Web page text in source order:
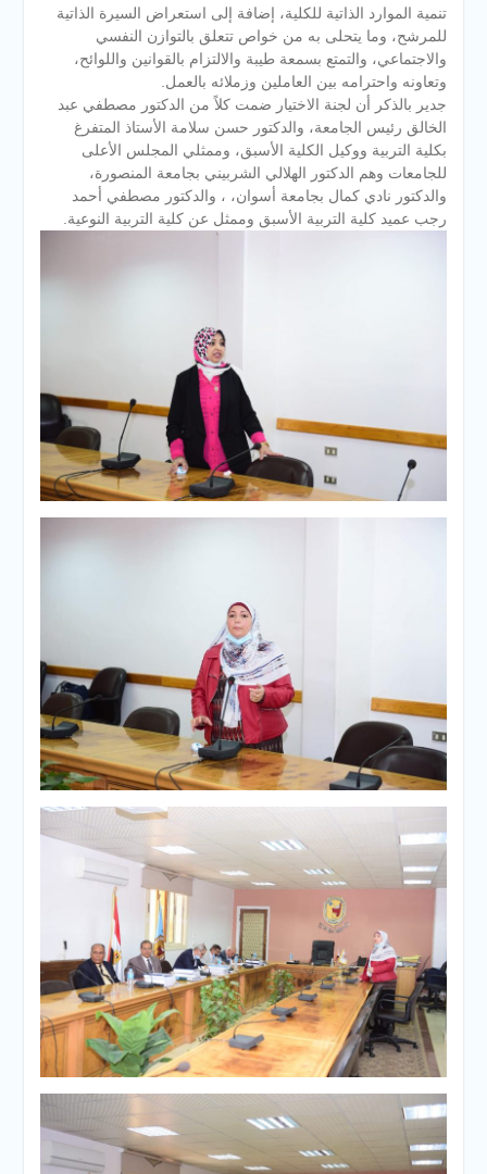
تنمية الموارد الذاتية للكلية، إضافة إلى استعراض السيرة الذاتية
للمرشح، وما يتحلى به من خواص تتعلق بالتوازن النفسي
والاجتماعي، والتمتع بسمعة طيبة والالتزام بالقوانين واللوائح،
وتعاونه واحترامه بين العاملين وزملائه بالعمل.
جدير بالذكر أن لجنة الاختيار ضمت كلاً من الدكتور مصطفي عبد
الخالق رئيس الجامعة، والدكتور حسن سلامة الأستاذ المتفرغ
بكلية التربية ووكيل الكلية الأسبق، وممثلي المجلس الأعلى
للجامعات وهم الدكتور الهلالي الشربيني بجامعة المنصورة،
والدكتور نادي كمال بجامعة أسوان، ، والدكتور مصطفي أحمد
رجب عميد كلية التربية الأسبق وممثل عن كلية التربية النوعية.